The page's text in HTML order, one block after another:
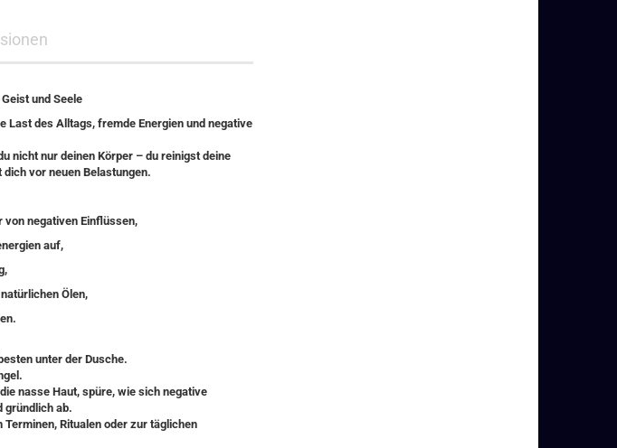
und Seele
Last des Alltags, fremde Energien und negative
nicht nur deinen Körper – du reinigst deine
dich vor neuen Belastungen.
von negativen Einflüssen,
auf,
,
Ölen,
.
unter der Dusche.
nasse Haut, spüre, wie sich negative
gründlich ab.
Ritualen oder zur täglichen